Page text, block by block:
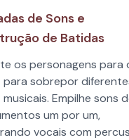
de Sons e
de Batidas
os personagens para
para sobrepor
Empilhe sons
um por um,
vocais com